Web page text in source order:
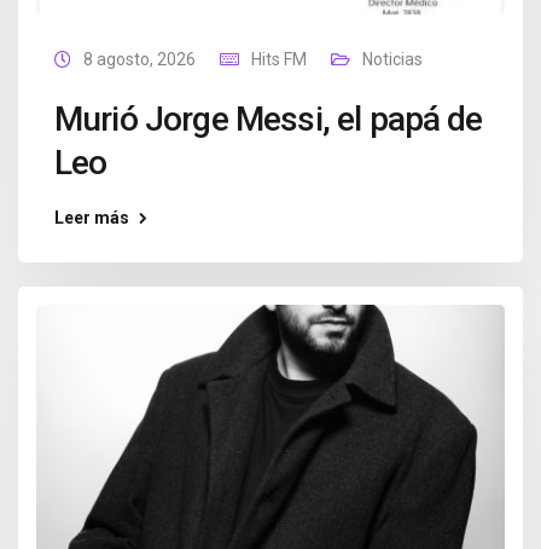
8 agosto, 2026 Hits FM Noticias
Murió Jorge Messi, el papá de
Leo
Leer más